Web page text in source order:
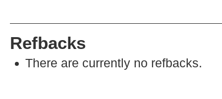
Refbacks
There are currently no refbacks.